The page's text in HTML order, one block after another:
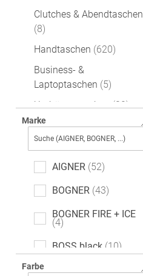
Clutches & Abendtaschen
8
Handtaschen 620
Business- &
Laptoptaschen 5
Umhängetaschen 32
Shopper 129
Marke
AIGNER 52
BOGNER 43
BOGNER FIRE + ICE
4
BOSS black 10
CALVIN KLEIN 20
Farbe